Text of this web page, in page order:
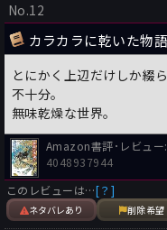
No.12
カラカラに乾いた物語
とにかく上辺だけしか綴
不十分。
無味乾燥な世界。
Amazon書評･レビュ
4048937944
このレビューは…[？]
ネタバレあり 削除希望